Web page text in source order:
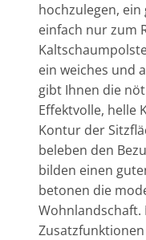
hochzulegen,
einfach nur zum
ein weiches und
gibt Ihnen die
Effektvolle, helle
Kontur der
beleben den
bilden einen
betonen die
Wohnlandschaft.